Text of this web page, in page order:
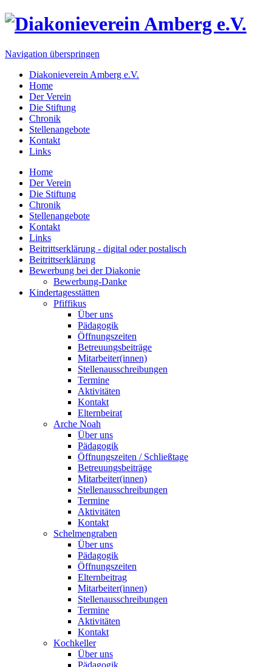
Navigation überspringen
Diakonieverein Amberg e.V.
Home
Der Verein
Die Stiftung
Chronik
Stellenangebote
Kontakt
Links
Home
Der Verein
Die Stiftung
Chronik
Stellenangebote
Kontakt
Links
Beitrittserklärung - digital oder postalisch
Beitrittserklärung
Bewerbung bei der Diakonie
Bewerbung-Danke
Kindertagesstätten
Pfiffikus
Über uns
Pädagogik
Öffnungszeiten
Betreuungsbeiträge
Mitarbeiter(innen)
Stellenausschreibungen
Termine
Aktivitäten
Kontakt
Elternbeirat
Arche Noah
Über uns
Pädagogik
Öffnungszeiten / Schließtage
Betreuungsbeiträge
Mitarbeiter(innen)
Stellenausschreibungen
Termine
Aktivitäten
Kontakt
Schelmengraben
Über uns
Pädagogik
Öffnungszeiten
Elternbeitrag
Mitarbeiter(innen)
Stellenausschreibungen
Termine
Aktivitäten
Kontakt
Kochkeller
Über uns
Pädagogik